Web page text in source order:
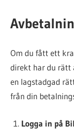
Om du fått ett
direkt har du rätt
en lagstadgad
från din
Logga in på